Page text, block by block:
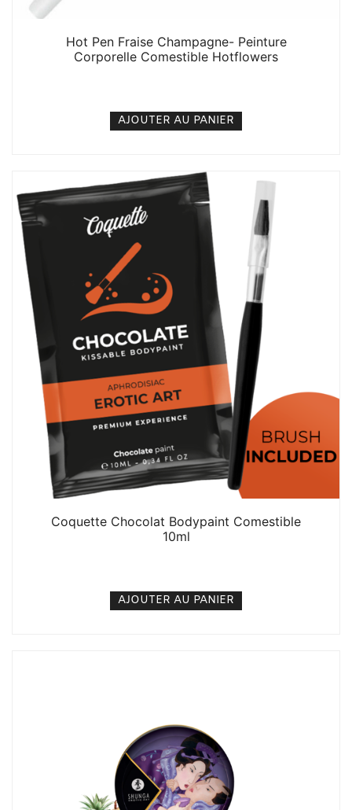
Hot Pen Fraise Champagne- Peinture
Corporelle Comestible Hotflowers
AJOUTER AU PANIER
Coquette Chocolat Bodypaint Comestible
10ml
AJOUTER AU PANIER